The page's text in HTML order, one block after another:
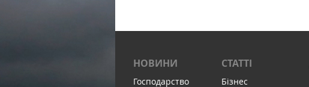
НОВИНИ
Господарство
СТАТТІ
Бізнес